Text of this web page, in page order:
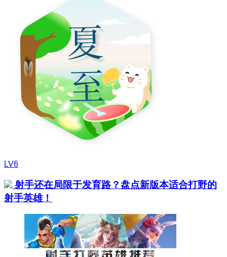
LV6
射手还在局限于发育路？盘点新版本适合打野的
射手英雄！